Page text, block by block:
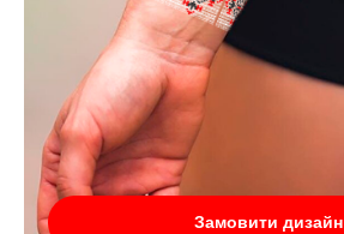
Замовити дизайн